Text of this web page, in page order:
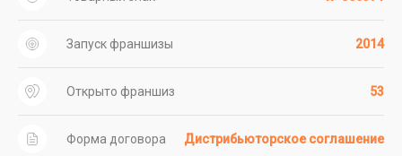
Запуск франшизы 2014
Открыто франшиз 53
Форма договора Дистрибьюторское соглашение